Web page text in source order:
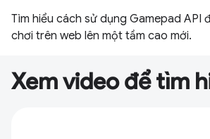
Tìm hiểu cách sử dụng Gamepad API
chơi trên web lên một tầm cao mới.
Xem video để tìm